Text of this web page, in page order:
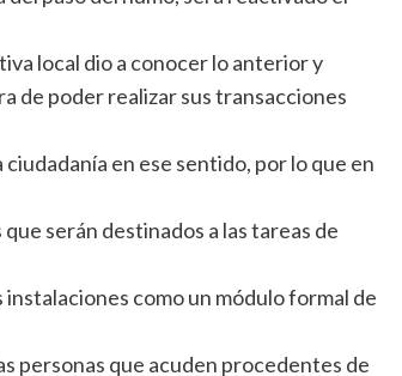
local dio a conocer lo anterior y
de poder realizar sus transacciones
en ese sentido, por lo que en
serán destinados a las tareas de
como un módulo formal de
personas que acuden procedentes de